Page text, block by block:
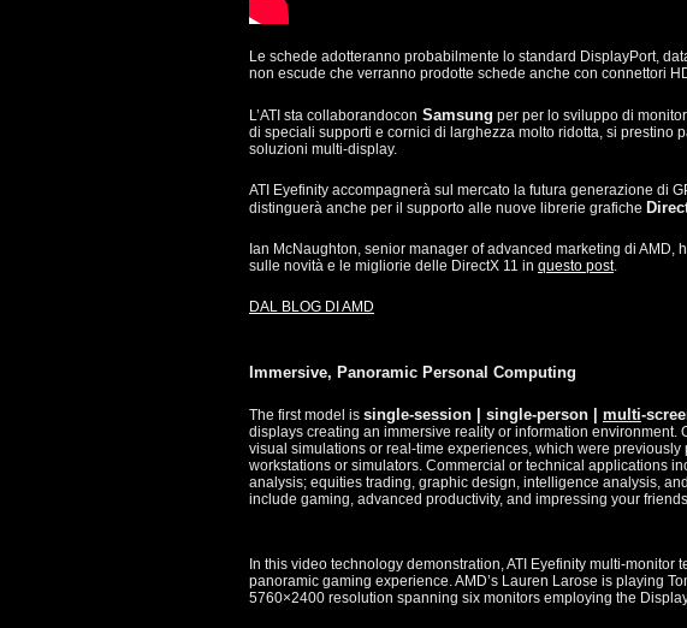
Le schede adotteranno probabilmente lo standard DisplayPort,
non escude che verranno prodotte schede anche con connettori
L’ATI sta collaborandocon Samsung per per lo sviluppo di
di speciali supporti e cornici di larghezza molto ridotta, si prestino
soluzioni multi-display.
ATI Eyefinity accompagnerà sul mercato la futura generazione di
distinguerà anche per il supporto alle nuove librerie grafiche
Ian McNaughton, senior manager of advanced marketing di AMD,
sulle novità e le migliorie delle DirectX 11 in questo post.
DAL BLOG DI AMD
Immersive, Panoramic Personal Computing
The first model is single-session | single-person | multi-
displays creating an immersive reality or information environment.
visual simulations or real-time experiences, which were previously
workstations or simulators. Commercial or technical applications
analysis; equities trading, graphic design, intelligence analysis,
include gaming, advanced productivity, and impressing your
In this video technology demonstration, ATI Eyefinity multi-monitor
panoramic gaming experience. AMD’s Lauren Larose is playing
5760×2400 resolution spanning six monitors employing the